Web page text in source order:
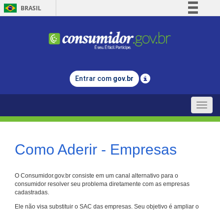
BRASIL
Comunica BR
Legislação
Entrar com gov.br
Toggle
Como Aderir - Empresas
O Consumidor.gov.br consiste em um canal alternativo para o
consumidor resolver seu problema diretamente com as empresas
cadastradas.
Ele não visa substituir o SAC das empresas. Seu objetivo é ampliar o